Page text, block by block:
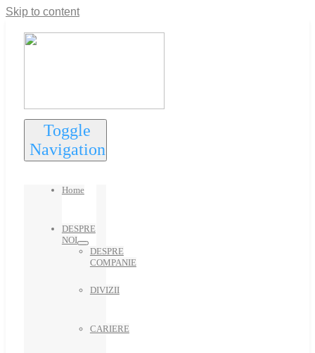
Skip to content
Toggle
Navigation
Home
DESPRE
NOI
DESPRE
COMPANIE
DIVIZII
CARIERE